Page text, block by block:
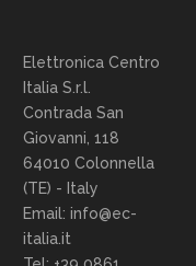
Elettronica Centro
Italia S.r.l.
Contrada San
Giovanni, 118
64010 Colonnella
(TE) - Italy
Email: info@ec-
italia.it